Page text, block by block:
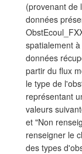
(provenant de
données
spatialement
données
partir du flux
le type de
représentant
valeurs
et "Non
renseigner le
des types